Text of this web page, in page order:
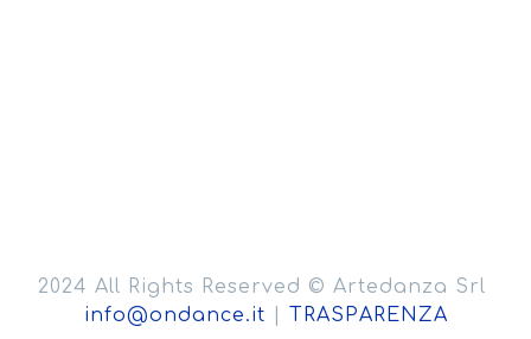
2024 All Rights Reserved © Artedanza Srl
info@ondance.it
TRASPARENZA